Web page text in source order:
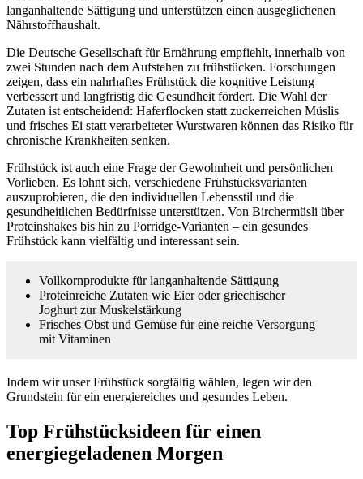
langanhaltende Sättigung und unterstützen einen ausgeglichenen
Nährstoffhaushalt.
Die Deutsche Gesellschaft für Ernährung empfiehlt, innerhalb von
zwei Stunden nach dem Aufstehen zu frühstücken. Forschungen
zeigen, dass ein nahrhaftes Frühstück die kognitive Leistung
verbessert und langfristig die Gesundheit fördert. Die Wahl der
Zutaten ist entscheidend: Haferflocken statt zuckerreichen Müslis
und frisches Ei statt verarbeiteter Wurstwaren können das Risiko für
chronische Krankheiten senken.
Frühstück ist auch eine Frage der Gewohnheit und persönlichen
Vorlieben. Es lohnt sich, verschiedene Frühstücksvarianten
auszuprobieren, die den individuellen Lebensstil und die
gesundheitlichen Bedürfnisse unterstützen. Von Birchermüsli über
Proteinshakes bis hin zu Porridge-Varianten – ein gesundes
Frühstück kann vielfältig und interessant sein.
Vollkornprodukte für langanhaltende Sättigung
Proteinreiche Zutaten wie Eier oder griechischer
Joghurt zur Muskelstärkung
Frisches Obst und Gemüse für eine reiche Versorgung
mit Vitaminen
Indem wir unser Frühstück sorgfältig wählen, legen wir den
Grundstein für ein energiereiches und gesundes Leben.
Top Frühstücksideen für einen
energiegeladenen Morgen